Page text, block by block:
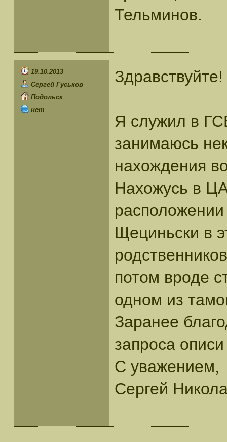
Тельминов.
19.10.2013
Сергей Гуськов
Подольск
нет
Здравствуйте!
Я служил в
занимаюсь
нахождения
Нахожусь в
расположении
Щециньски в
потом вроде
одном из
Заранее
запроса
С уважением,
Сергей